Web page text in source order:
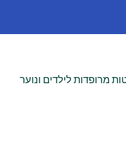
מרופדות לילדים ונוער